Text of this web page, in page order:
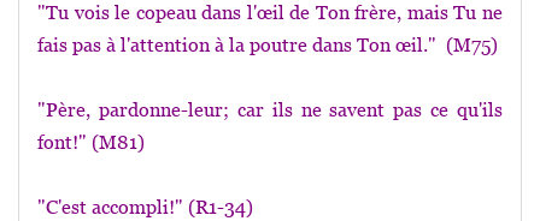
"Tu vois le copeau dans l'œil de Ton frère, mais Tu ne
fais pas à l'attention à la poutre dans Ton œil." (M75)
"Père, pardonne-leur; car ils ne savent pas ce qu'ils
font!" (M81)
"C'est accompli!" (R1-34)